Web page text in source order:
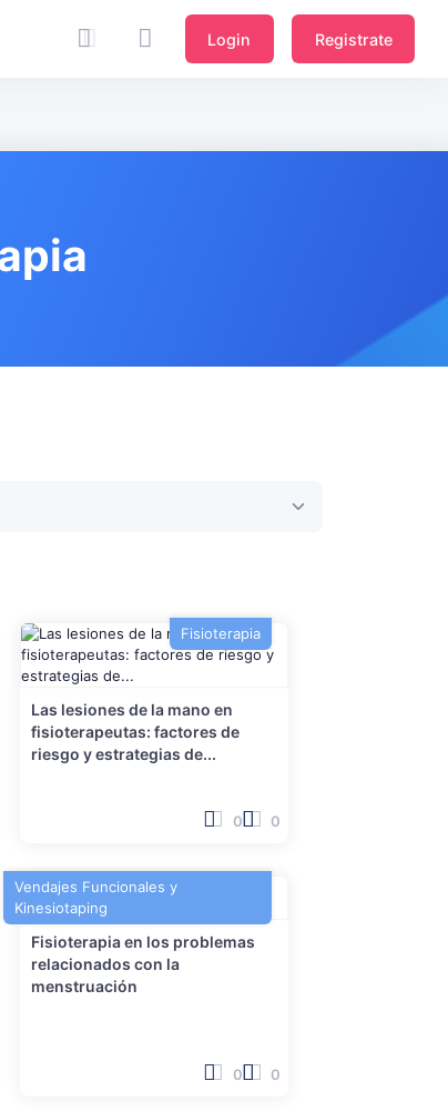
Login Registrate
Fisioterapia
Las lesiones de la mano en
fisioterapeutas: factores de
riesgo y estrategias de...
0 0
Vendajes Funcionales y
Kinesiotaping
Fisioterapia en los problemas
relacionados con la
menstruación
0 0